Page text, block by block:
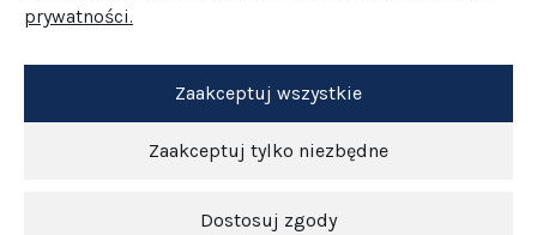
prywatności.
Zaakceptuj tylko niezbędne
Dostosuj zgody
Zaakceptuj wszystkie